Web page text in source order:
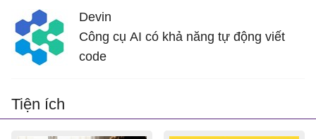
Devin
Công cụ AI có khả năng tự động viết
code
Tiện ích